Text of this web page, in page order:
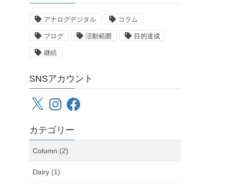
アナログデジタル コラム
ブログ 活動範囲 目的達成
継続
SNSアカウント
X InstagramFacebook
カテゴリー
Column (2)
Dairy (1)